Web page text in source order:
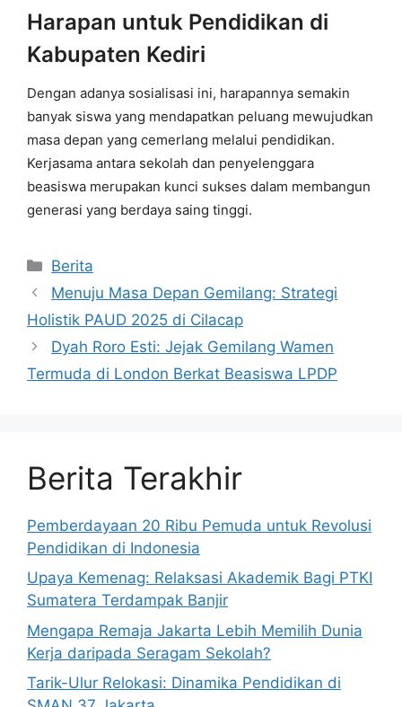
Harapan untuk Pendidikan di
Kabupaten Kediri
Dengan adanya sosialisasi ini, harapannya semakin
banyak siswa yang mendapatkan peluang mewujudkan
masa depan yang cemerlang melalui pendidikan.
Kerjasama antara sekolah dan penyelenggara
beasiswa merupakan kunci sukses dalam membangun
generasi yang berdaya saing tinggi.
Kategori
Berita
Menuju Masa Depan Gemilang: Strategi
Holistik PAUD 2025 di Cilacap
Dyah Roro Esti: Jejak Gemilang Wamen
Termuda di London Berkat Beasiswa LPDP
Berita Terakhir
Pemberdayaan 20 Ribu Pemuda untuk Revolusi
Pendidikan di Indonesia
Upaya Kemenag: Relaksasi Akademik Bagi PTKI
Sumatera Terdampak Banjir
Mengapa Remaja Jakarta Lebih Memilih Dunia
Kerja daripada Seragam Sekolah?
Tarik-Ulur Relokasi: Dinamika Pendidikan di